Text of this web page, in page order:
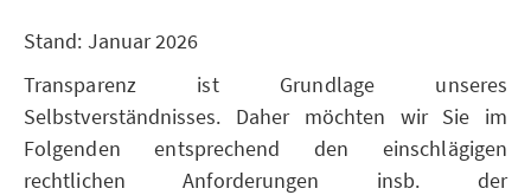
Stand: Januar 2026
Transparenz ist Grundlage unseres
Selbstverständnisses. Daher möchten wir Sie im
Folgenden entsprechend den einschlägigen
rechtlichen Anforderungen insb. der